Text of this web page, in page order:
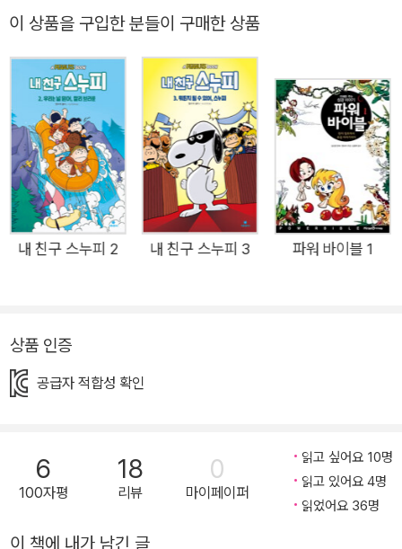
여 2000년 2월까지 50년 동안 79,897편이 연재된 전설적인 만
화, 극장용 애니메이션은 물론 뮤지컬로도 제작되어 지금까지도
전 세계적인 사랑을 받고 있다. 특히 「피너츠」의 주인공 ‘찰리 브
라운’과 ‘스누피’는 만화를 보지 않은 사람들도 다 알 만큼 유명한
캐릭터다. 우리나라에는 1987년에「어깨동무 찰리 브라운」이라
는 제목으로 TV 만화 시리즈가 방영되어 큰 인기를 누린 바 있다.
이번에 출간되는 「내 친구 스누피」는 원래 흑백 4컷 만화인 원작
「피너츠」를 올컬러 어린이용 극장판 애니메이션으로 구성한 스페
셜 에디션이다. 1권인 「안녕, 피너츠 친구들」은 2011년 피너츠 4
적으로 유명한 ‘스누피’를 모르는 우리나라 어린이는 거의 없다.
보통은 학용품이나 생활용품에 그려진 귀여운 강아지로 많이 알
구들의 생생한 에피소드를 올컬러 채색으로 전달한다. 지금까지
우리나라에 소개된 스누피는 대부분 흑백 4컷 만화여서 어린이
가 읽기에 부담스러웠던 게 사실이다. 하지만 이 책은 어린이를
위해 특별 제작한 극장용 애니메이션이기 때문에, 이해하기 쉬운
이 상품을 구입한 분들이 구매한 상품
내 친구 스누피 2 내 친구 스누피 3 파워 바이블 1
상품 인증
공급자 적합성 확인
6
100자평
18
리뷰
0
마이페이퍼
읽고 싶어요 10명
읽고 있어요 4명
읽었어요 36명
이 책에 내가 남긴 글